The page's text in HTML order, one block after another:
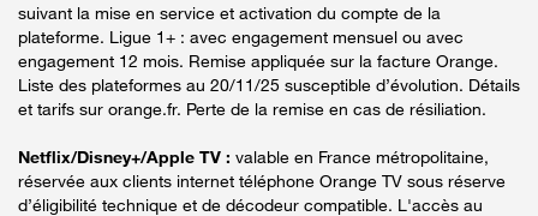
suivant la mise en service et activation du compte de la
plateforme. Ligue 1+ : avec engagement mensuel ou avec
engagement 12 mois. Remise appliquée sur la facture Orange.
Liste des plateformes au 20/11/25 susceptible d’évolution. Détails
et tarifs sur orange.fr. Perte de la remise en cas de résiliation.
Netflix/Disney+/Apple TV : valable en France métropolitaine,
réservée aux clients internet téléphone Orange TV sous réserve
d’éligibilité technique et de décodeur compatible. L'accès au